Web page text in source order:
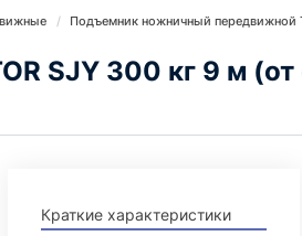
Подъемник ножничный передвижной
SJY 300 кг 9 м (от
Краткие характеристики